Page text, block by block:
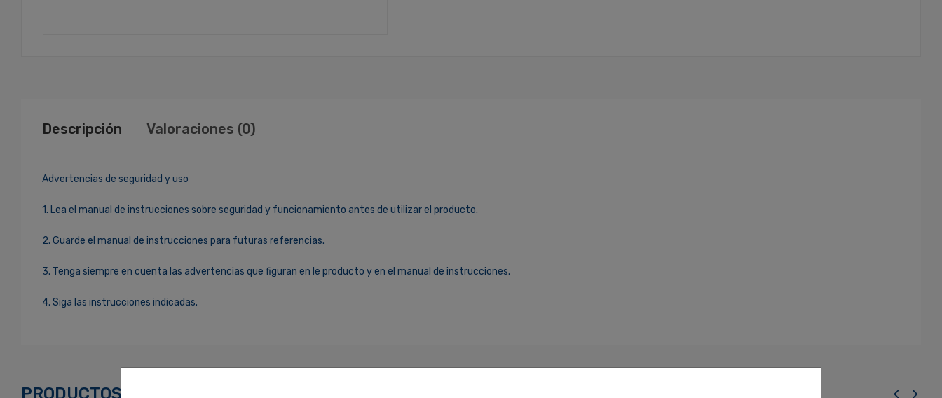
Descripción Valoraciones (0)
Advertencias de seguridad y uso
1. Lea el manual de instrucciones sobre seguridad y funcionamiento antes de utilizar el producto.
2. Guarde el manual de instrucciones para futuras referencias.
3. Tenga siempre en cuenta las advertencias que figuran en le producto y en el manual de instrucciones.
4. Siga las instrucciones indicadas.
PRODUCTOS RELACIONADOS